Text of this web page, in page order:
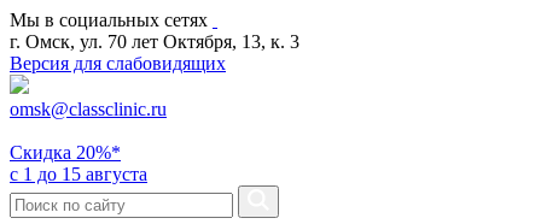
Мы в социальных сетях
г. Омск, ул. 70 лет Октября, 13, к. 3
Версия для слабовидящих
omsk@classclinic.ru
Скидка 20%*
с 1 до 15 августа